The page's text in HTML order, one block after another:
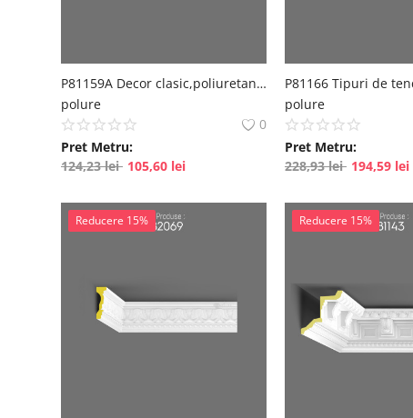
P81159A Decor clasic,poliuretan cu model de perete
polure
0
Pret Metru:
124,23lei 105,60 lei
polure
Pret Metru:
228,93lei 194,59 lei
Reducere 15% Reducere 15%